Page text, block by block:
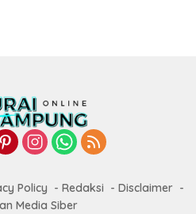
Policy Redaksi
Disclaimer
Media Siber